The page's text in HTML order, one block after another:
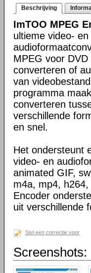
Beschrijving
ImTOO MPEG
ultieme video- en
MPEG voor
converteren of
van
programma
converteren
verschillende
en snel.
Het ondersteunt
video- en
animated GIF,
m4a, mp4,
Encoder
uit verschillende
Stel een correctie voor
Screenshots: